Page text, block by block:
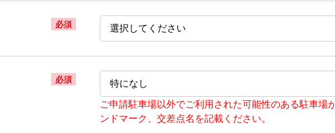
必須
必須
ご申請駐車場以外でご利用された可能性のある駐車場
ンドマーク、交差点名を記載ください。